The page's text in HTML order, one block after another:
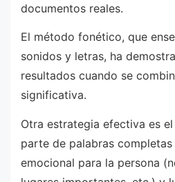
documentos reales.
El método fonético, que
sonidos y letras, ha
resultados cuando se
significativa.
Otra estrategia efectiva es
parte de palabras
emocional para la persona